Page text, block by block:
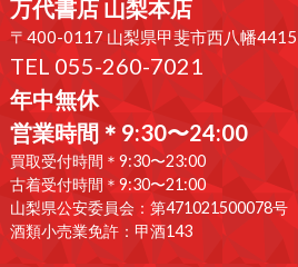
万代書店 山梨本店
〒400-0117 山梨県甲斐市西八幡4415
TEL 055-260-7021
年中無休
営業時間＊9:30〜24:00
買取受付時間＊9:30〜23:00
古着受付時間＊9:30〜21:00
山梨県公安委員会：第471021500078号
酒類小売業免許：甲酒143